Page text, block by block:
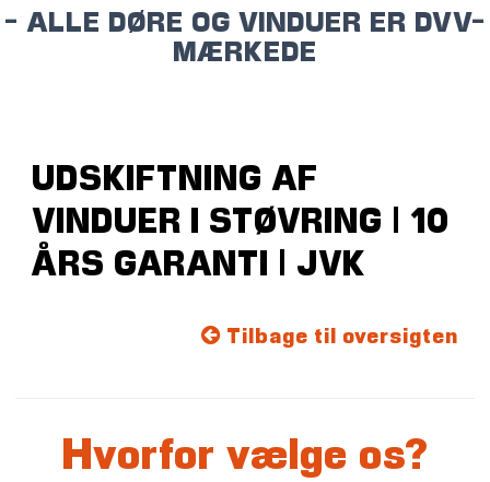
- ALLE DØRE OG VINDUER ER DVV-
MÆRKEDE
UDSKIFTNING AF
VINDUER I STØVRING | 10
ÅRS GARANTI | JVK
Tilbage til oversigten
Hvorfor vælge os?